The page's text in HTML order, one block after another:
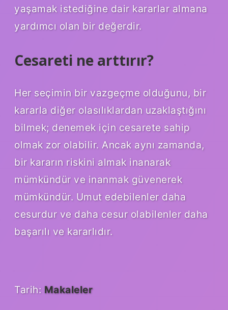
yaşamak istediğine dair kararlar almana
yardımcı olan bir değerdir.
Cesareti ne arttırır?
Her seçimin bir vazgeçme olduğunu, bir
kararla diğer olasılıklardan uzaklaştığını
bilmek; denemek için cesarete sahip
olmak zor olabilir. Ancak aynı zamanda,
bir kararın riskini almak inanarak
mümkündür ve inanmak güvenerek
mümkündür. Umut edebilenler daha
cesurdur ve daha cesur olabilenler daha
başarılı ve kararlıdır.
Tarih: Makaleler